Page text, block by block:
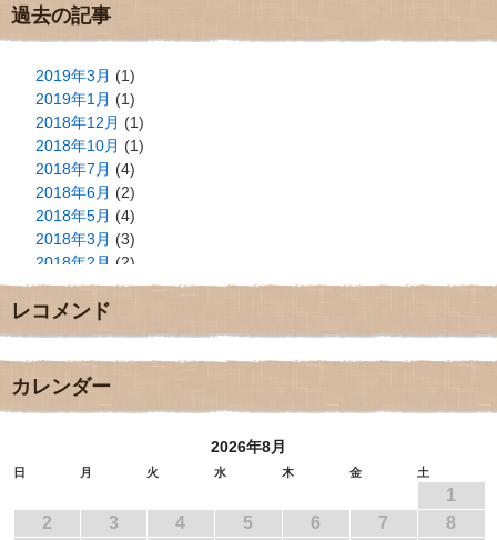
過去の記事
2019年3月 (1)
2019年1月 (1)
2018年12月 (1)
2018年10月 (1)
2018年7月 (4)
2018年6月 (2)
2018年5月 (4)
2018年3月 (3)
2018年2月 (2)
2018年1月(2)
2017年12月
2017年11月(3)
2017年9月
2017年8月
2017年5月
2017年3月(1)
レコメンド
カレンダー
2026年8月
日 月 火 水 木 金 土
1
2
3 4 5 6 7 8